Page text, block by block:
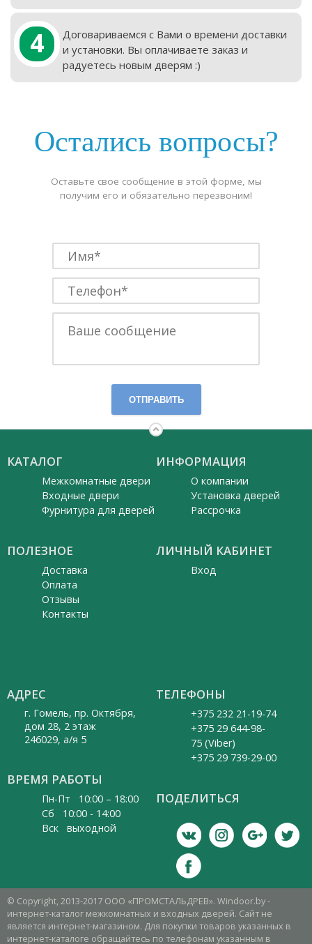
4
Договариваемся с Вами о времени доставки
и установки. Вы оплачиваете заказ и
радуетесь новым дверям :)
Остались вопросы?
Оставьте свое сообщение в этой форме, мы
получим его и обязательно перезвоним!
ОТПРАВИТЬ
КАТАЛОГ
Межкомнатные двери
Входные двери
Фурнитура для дверей
ПОЛЕЗНОЕ
Доставка
Оплата
Отзывы
Контакты
ИНФОРМАЦИЯ
О компании
Установка дверей
Рассрочка
ЛИЧНЫЙ КАБИНЕТ
Вход
АДРЕС
г. Гомель, пр. Октября,
дом 28, 2 этаж
246029, а/я 5
ВРЕМЯ РАБОТЫ
Пн-Пт 10:00 – 18:00
Cб 10:00 - 14:00
Вск выходной
ТЕЛЕФОНЫ
+375 232 21-19-74
+375 29 644-98-
75 (Viber)
+375 29 739-29-00
ПОДЕЛИТЬСЯ
© Copyright, 2013-2017 ООО «ПРОМСТАЛЬДРЕВ». Windoor.by -
интернет-каталог межкомнатных и входных дверей. Сайт не
является интернет-магазином. Для покупки товаров указанных в
интернет-каталоге обращайтесь по телефонам указанным в